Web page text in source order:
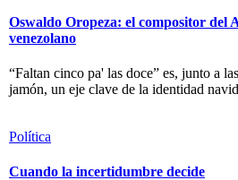
Oswaldo Oropeza: el compositor del
venezolano
“Faltan cinco pa' las doce” es, junto a
jamón, un eje clave de la identidad
Política
Cuando la incertidumbre decide